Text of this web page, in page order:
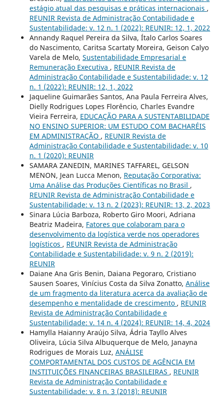
estágio atual das pesquisas e práticas internacionais ,
REUNIR Revista de Administração Contabilidade e
Sustentabilidade: v. 12 n. 1 (2022): REUNIR: 12, 1, 2022
Annandy Raquel Pereira da Silva, Ítalo Carlos Soares
do Nascimento, Caritsa Scartaty Moreira, Geison Calyo
Varela de Melo, Sustentabilidade Empresarial e
Remuneração Executiva , REUNIR Revista de
Administração Contabilidade e Sustentabilidade: v. 12
n. 1 (2022): REUNIR: 12, 1, 2022
Jaqueline Guimarães Santos, Ana Paula Ferreira Alves,
Dielly Rodrigues Lopes Florêncio, Charles Evandre
Vieira Ferreira, EDUCAÇÃO PARA A SUSTENTABILIDADE
NO ENSINO SUPERIOR: UM ESTUDO COM BACHARÉIS
EM ADMINISTRAÇÃO , REUNIR Revista de
Administração Contabilidade e Sustentabilidade: v. 10
n. 1 (2020): REUNIR
SAMARA ZANEDIN, MARINES TAFFAREL, GELSON
MENON, Jean Lucca Menon, Reputação Corporativa:
Uma Análise das Produções Científicas no Brasil ,
REUNIR Revista de Administração Contabilidade e
Sustentabilidade: v. 13 n. 2 (2023): REUNIR: 13, 2, 2023
Sinara Lúcia Barboza, Roberto Giro Moori, Adriana
Beatriz Madeira, Fatores que colaboram para o
desenvolvimento da logística verde nos operadores
logísticos , REUNIR Revista de Administração
Contabilidade e Sustentabilidade: v. 9 n. 2 (2019):
REUNIR
Daiane Ana Gris Benin, Daiana Pegoraro, Cristiano
Sausen Soares, Vinícius Costa da Silva Zonatto, Análise
de um fragmento da literatura acerca da avaliação de
desempenho e mentalidade de crescimento , REUNIR
Revista de Administração Contabilidade e
Sustentabilidade: v. 14 n. 4 (2024): REUNIR: 14, 4, 2024
Hamylla Haianny Araújo Silva, Ádria Tayllo Alves
Oliveira, Lúcia Silva Albuquerque de Melo, Janayna
Rodrigues de Morais Luz, ANÁLISE
COMPORTAMENTAL DOS CUSTOS DE AGÊNCIA EM
INSTITUIÇÕES FINANCEIRAS BRASILEIRAS , REUNIR
Revista de Administração Contabilidade e
Sustentabilidade: v. 8 n. 3 (2018): REUNIR